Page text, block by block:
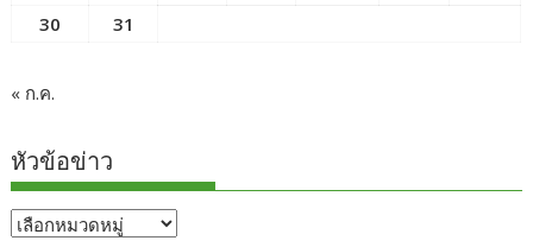
30
31
« ก.ค.
หัวข้อข่าว
หัวข้อ